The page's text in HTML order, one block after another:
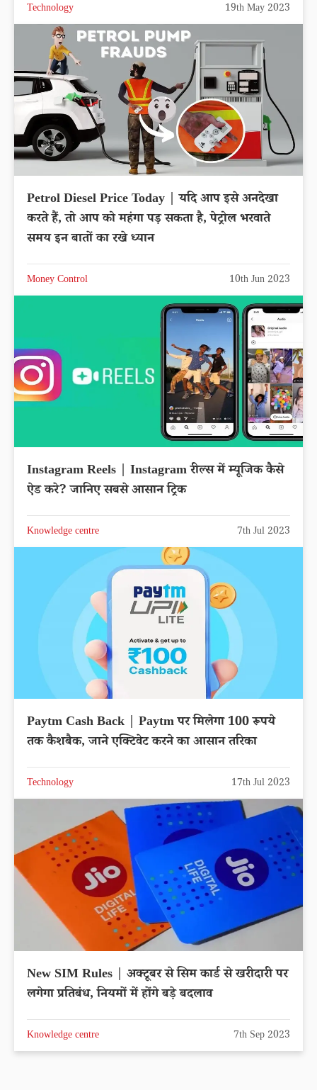
Technology 19th May 2023
Petrol Diesel Price Today | यदि आप इसे अनदेखा
करते हैं, तो आप को महंगा पड़ सकता है, पेट्रोल भरवाते
समय इन बातों का रखे ध्यान
Money Control 10th Jun 2023
Instagram Reels | Instagram रील्स में म्यूजिक कैसे
ऐड करे? जानिए सबसे आसान ट्रिक
Knowledge centre 7th Jul 2023
Paytm Cash Back | Paytm पर मिलेगा 100 रूपये
तक कैशबैक, जाने एक्टिवेट करने का आसान तरिका
Technology 17th Jul 2023
New SIM Rules | अक्टूबर से सिम कार्ड से खरीदारी पर
लगेगा प्रतिबंध, नियमों में होंगे बड़े बदलाव
Knowledge centre 7th Sep 2023